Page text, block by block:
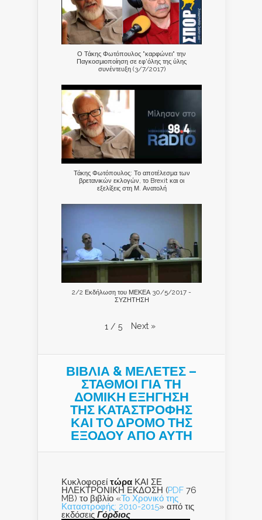
Ο Τάκης Φωτόπουλος "καρφώνει" την
Παγκοσμιοποίηση σε εφ'όλης της ύλης
συνέντευξη (3/7/2017)
Τάκης Φωτόπουλος: Το αποτέλεσμα των
βρετανικών εκλογών, το Brexit και οι
εξελίξεις στη Μ. Ανατολή
2/2 Εκδήλωση του ΜΕΚΕΑ 30/5/2017 -
ΣΥΖΗΤΗΣΗ
1 / 5 Next »
ΒΙΒΛΙΑ & ΜΕΛΕΤΕΣ –
ΣΤΑΘΜΟΙ ΓΙΑ ΤΗ
ΔΟΜΙΚΗ ΕΞΗΓΗΣΗ
ΤΗΣ ΚΑΤΑΣΤΡΟΦΗΣ
ΚΑΙ ΤO ΔΡΟΜΟ ΤΗΣ
ΕΞΟΔΟΥ ΑΠΟ ΑΥΤΗ
Κυκλοφορεί τώρα ΚΑΙ ΣΕ
ΗΛΕΚΤΡΟΝΙΚΗ ΕΚΔΟΣΗ (PDF 76
MB) το βιβλίο «Το Χρονικό της
Καταστροφής: 2010-2015» από τις
εκδόσεις Γόρδιος